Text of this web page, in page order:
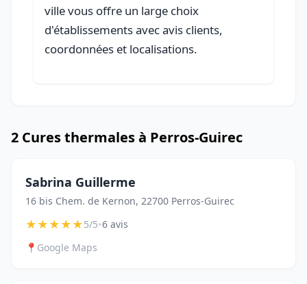
ville vous offre un large choix
d'établissements avec avis clients,
coordonnées et localisations.
2 Cures thermales à Perros-Guirec
Sabrina Guillerme
16 bis Chem. de Kernon, 22700 Perros-Guirec
★★★★★5/5•6 avis
📍 Google Maps